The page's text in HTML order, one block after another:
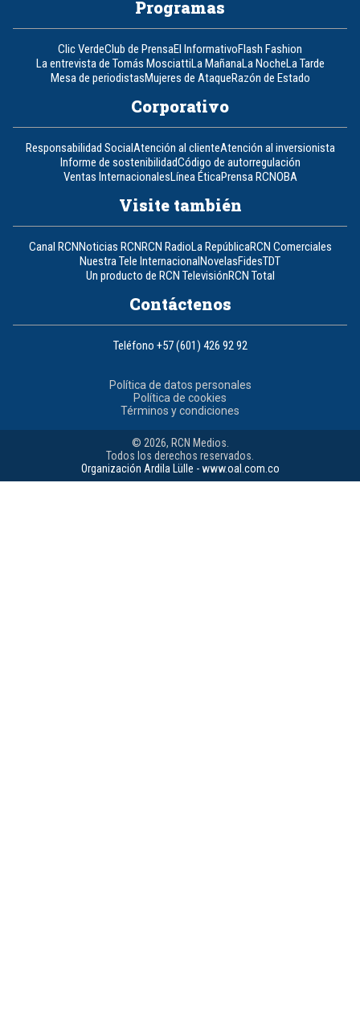
Programas
Clic VerdeClub de PrensaEl InformativoFlash Fashion
La entrevista de Tomás MosciattiLa MañanaLa NocheLa Tarde
Mesa de periodistasMujeres de AtaqueRazón de Estado
Corporativo
Responsabilidad SocialAtención al clienteAtención al inversionista
Informe de sostenibilidadCódigo de autorregulación
Ventas InternacionalesLínea ÉticaPrensa RCNOBA
Visite también
Canal RCNNoticias RCNRCN RadioLa RepúblicaRCN Comerciales
Nuestra Tele InternacionalNovelasFidesTDT
Un producto de RCN TelevisiónRCN Total
Contáctenos
Teléfono +57 (601) 426 92 92
Política de datos personales
Política de cookies
Términos y condiciones
© 2026, RCN Medios.
Todos los derechos reservados.
Organización Ardila Lülle - www.oal.com.co